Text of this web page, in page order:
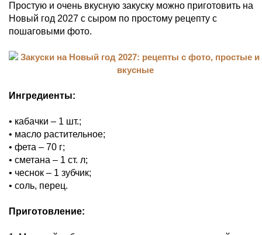
Простую и очень вкусную закуску можно приготовить на
Новый год 2027 с сыром по простому рецепту с
пошаговыми фото.
Ингредиенты:
• кабачки – 1 шт.;
• масло растительное;
• фета – 70 г;
• сметана – 1 ст. л;
• чеснок – 1 зубчик;
• соль, перец.
Приготовление: